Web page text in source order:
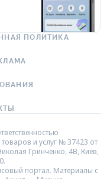
ПОЛИТИКА
и услуг № 37423 от
Гринченко, 4В, Киев,
портал. Материалы с